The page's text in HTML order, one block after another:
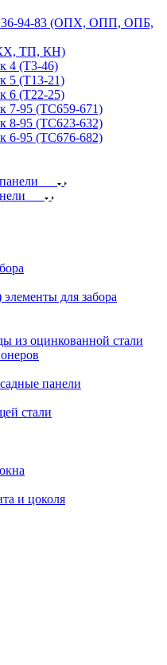
94-83 (ОПХ, ОПП, ОПБ,
ТП, КН)
4 (Т3-46)
5 (Т13-21)
6 (Т22-25)
7-95 (ТС659-671)
8-95 (ТС623-632)
6-95 (ТС676-682)
для забора
из оцинкованной стали
панели
стали
и цоколя